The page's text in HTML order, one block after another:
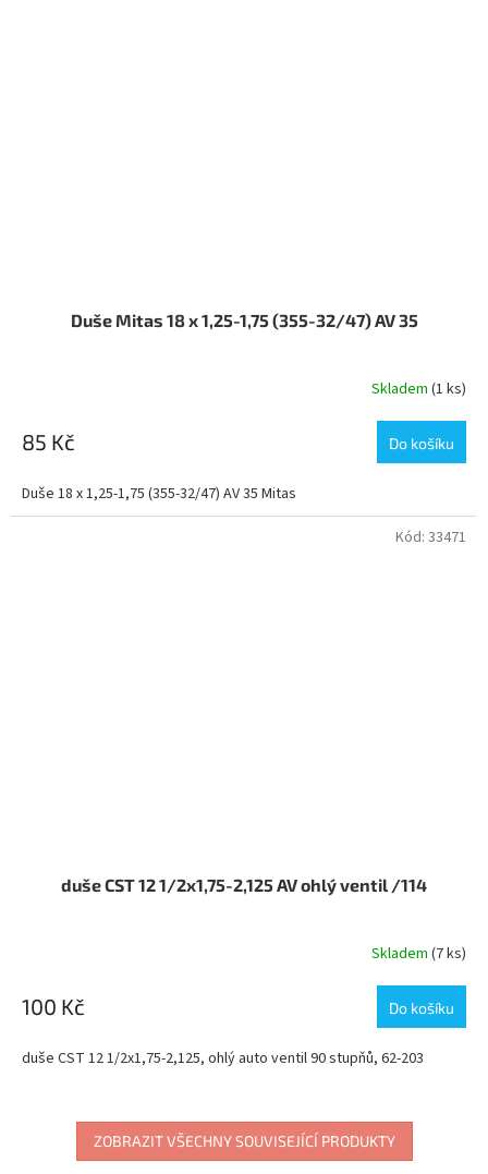
Duše Mitas 18 x 1,25-1,75 (355-32/47) AV 35
Skladem (1 ks)
85 Kč Do košíku
Duše 18 x 1,25-1,75 (355-32/47) AV 35 Mitas
duše CST 12 1/2x1,75-2,125 AV ohlý ventil /114
Skladem (7 ks)
100 Kč Do košíku
duše CST 12 1/2x1,75-2,125, ohlý auto ventil 90 stupňů, 62-203
Kód: 33471
ZOBRAZIT VŠECHNY SOUVISEJÍCÍ PRODUKTY